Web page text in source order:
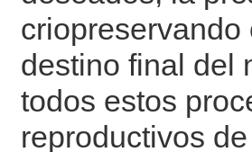
destino final del
todos estos
reproductivos